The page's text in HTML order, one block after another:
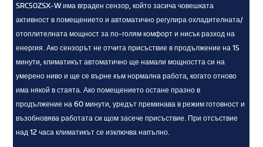
SRC50ZSX-W има вграден сензор, който засича човешката
активност в помещението и автоматично регулира охладителната/
отоплителната мощност за по-голям комфорт и нисък разход на
енергия. Ако сензорът не отчита присъствие в продължение на 15
минути, климатикът автоматично ще намали мощността си на
умерено ниво и ще се върне към нормална работа, когато отново
има някой в стаята. Ако помещението остане празно в
продължение на 60 минути, уредът преминава в режим готовност и
възобновява работата си щом засече присъствие. При отсъствие
над 12 часа климатикът се изключва напълно.